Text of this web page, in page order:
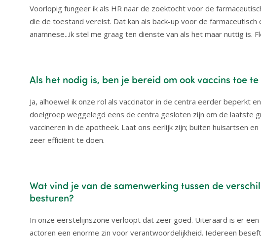
Voorlopig fungeer ik als HR naar de zoektocht voor de
die de toestand vereist. Dat kan als back-up voor de
anamnese...ik stel me graag ten dienste van als het maar nuttig is.
Als het nodig is, ben je bereid om ook vaccins toe te
Ja, alhoewel ik onze rol als vaccinator in de centra eerder beperkt
doelgroep weggelegd eens de centra gesloten zijn om de laatste
vaccineren in de apotheek. Laat ons eerlijk zijn; buiten huisartsen
zeer efficiënt te doen.
Wat vind je van de samenwerking tussen de
besturen?
In onze eerstelijnszone verloopt dat zeer goed. Uiteraard is er
actoren een enorme zin voor verantwoordelijkheid. Iedereen